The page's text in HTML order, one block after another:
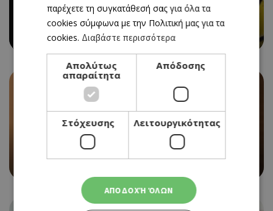
Ρ. ΑΝΤΩΝΟΠΟΥΛΟΥ, Γ. ΔΙΟΝΥΣΙΟΥ ΣΤΟ 50Ο
ΦΕΣΤΙΒΑΛ ΚΩΣΤΑΚΗ ΕΥΑΓΟΡΟΥ
11/07/2026 - 11/07/2026
ΙΟΥΛΙΑ ΚΑΛΛΙΜΑΝΗ ΣΤΗΝ ΠΑΦΟ
παρέχετε τη συγκατάθεσή σας για όλα τα
cookies σύμφωνα με την Πολιτική μας για τα
cookies. Διαβάστε περισσότερα
Απολύτως
απαραίτητα
Απόδοσης
Στόχευσης Λειτουργικότητας
ΑΠΟΔΟΧΉ ΌΛΩΝ